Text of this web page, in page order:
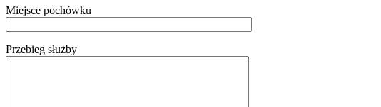
Miejsce pochówku
Przebieg służby